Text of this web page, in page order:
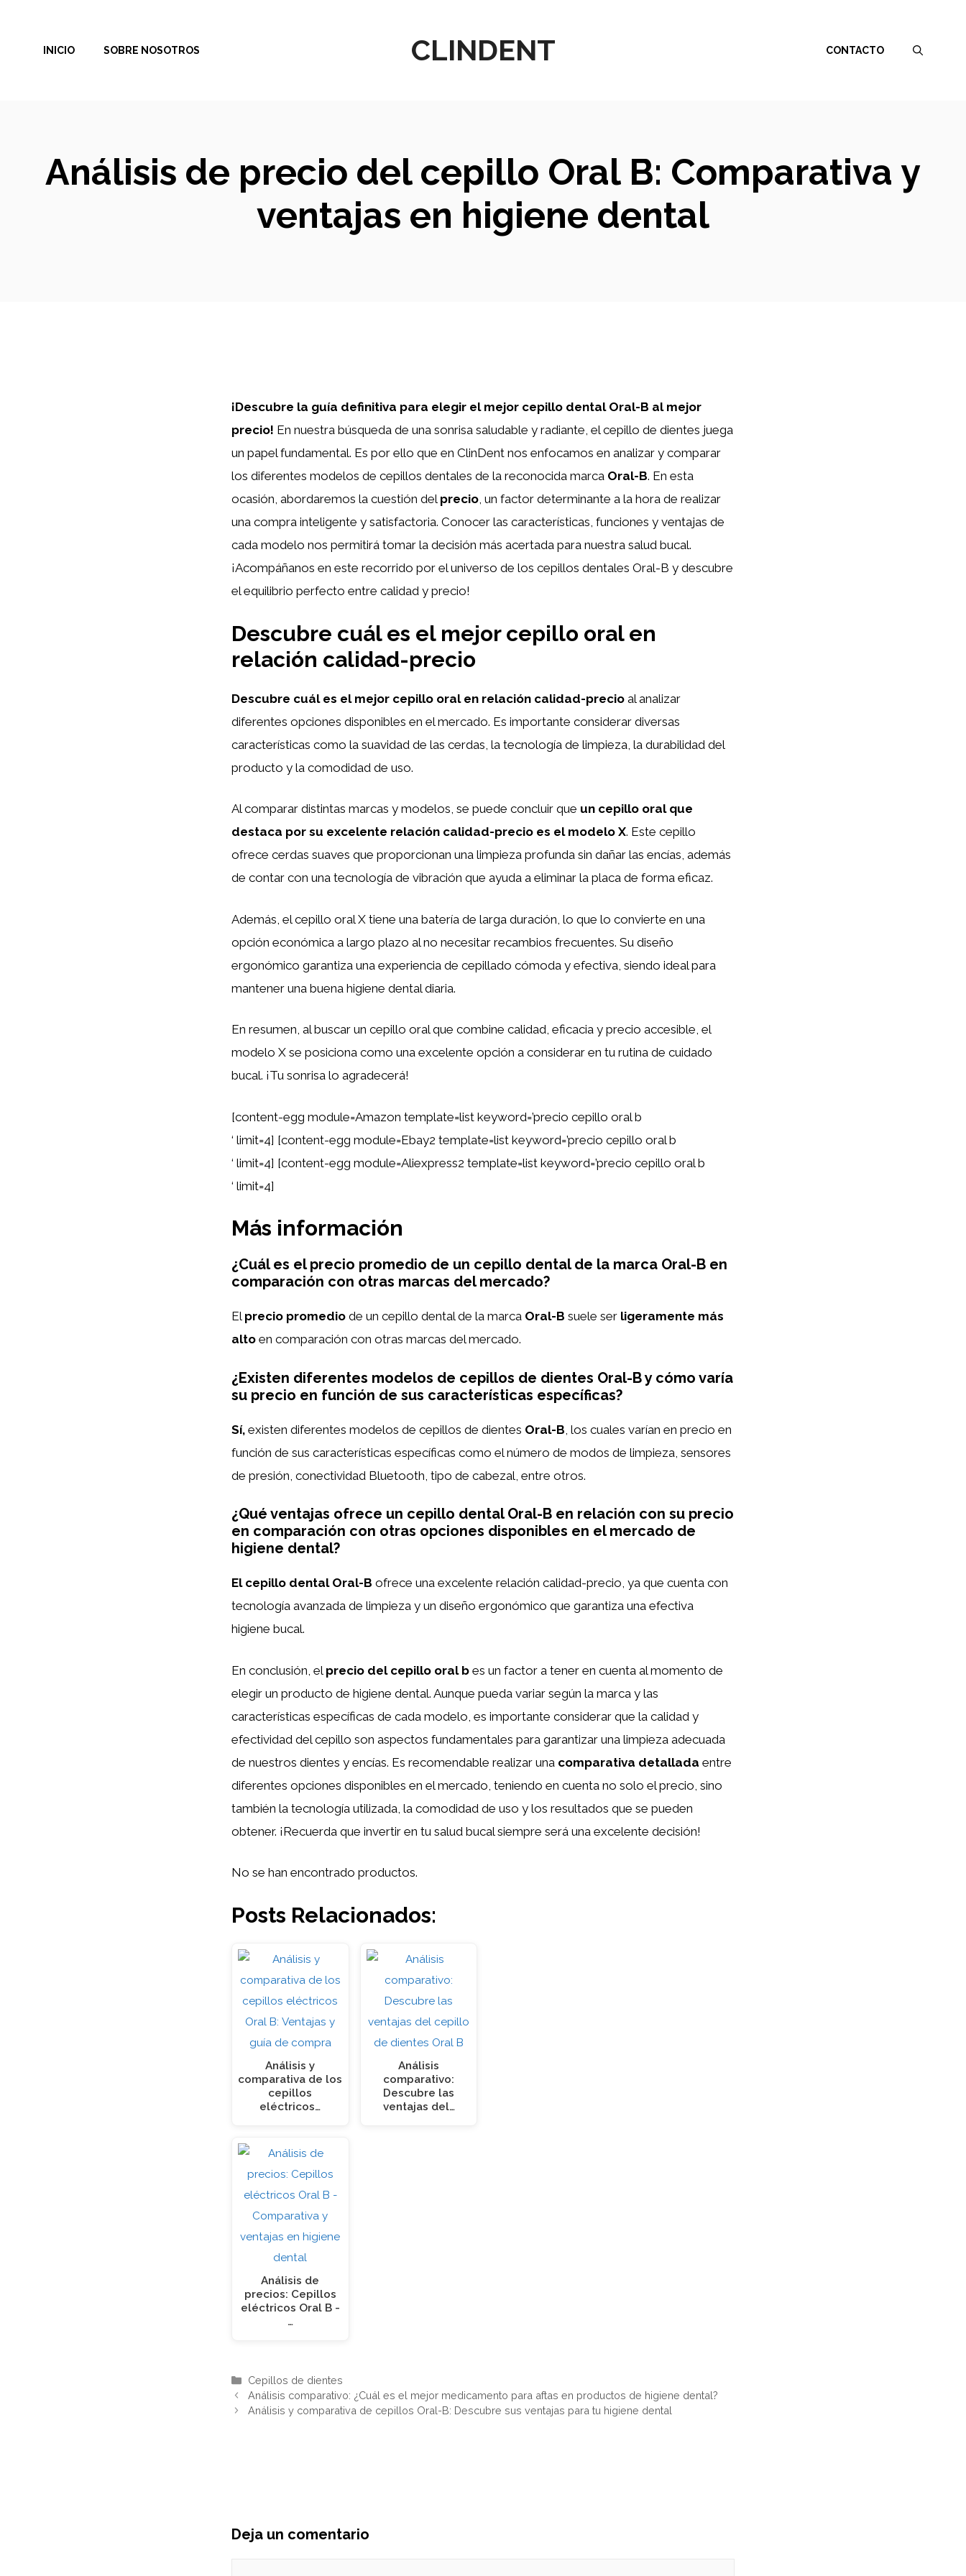
contenido
CLINDENT
INICIO SOBRE NOSOTROS CONTACTO
Análisis de precio del cepillo Oral B: Comparativa y
ventajas en higiene dental
¡Descubre la guía definitiva para elegir el mejor cepillo dental Oral-B al mejor
precio! En nuestra búsqueda de una sonrisa saludable y radiante, el cepillo de dientes juega
un papel fundamental. Es por ello que en ClinDent nos enfocamos en analizar y comparar
los diferentes modelos de cepillos dentales de la reconocida marca Oral-B. En esta
ocasión, abordaremos la cuestión del precio, un factor determinante a la hora de realizar
una compra inteligente y satisfactoria. Conocer las características, funciones y ventajas de
cada modelo nos permitirá tomar la decisión más acertada para nuestra salud bucal.
¡Acompáñanos en este recorrido por el universo de los cepillos dentales Oral-B y descubre
el equilibrio perfecto entre calidad y precio!
Descubre cuál es el mejor cepillo oral en
relación calidad-precio
Descubre cuál es el mejor cepillo oral en relación calidad-precio al analizar
diferentes opciones disponibles en el mercado. Es importante considerar diversas
características como la suavidad de las cerdas, la tecnología de limpieza, la durabilidad del
producto y la comodidad de uso.
Al comparar distintas marcas y modelos, se puede concluir que un cepillo oral que
destaca por su excelente relación calidad-precio es el modelo X. Este cepillo
ofrece cerdas suaves que proporcionan una limpieza profunda sin dañar las encías, además
de contar con una tecnología de vibración que ayuda a eliminar la placa de forma eficaz.
Además, el cepillo oral X tiene una batería de larga duración, lo que lo convierte en una
opción económica a largo plazo al no necesitar recambios frecuentes. Su diseño
ergonómico garantiza una experiencia de cepillado cómoda y efectiva, siendo ideal para
mantener una buena higiene dental diaria.
En resumen, al buscar un cepillo oral que combine calidad, eficacia y precio accesible, el
modelo X se posiciona como una excelente opción a considerar en tu rutina de cuidado
bucal. ¡Tu sonrisa lo agradecerá!
[content-egg module=Amazon template=list keyword=’precio cepillo oral b
‘ limit=4] [content-egg module=Ebay2 template=list keyword=’precio cepillo oral b
‘ limit=4] [content-egg module=Aliexpress2 template=list keyword=’precio cepillo oral b
‘ limit=4]
Más información
¿Cuál es el precio promedio de un cepillo dental de la marca Oral-B en
comparación con otras marcas del mercado?
El precio promedio de un cepillo dental de la marca Oral-B suele ser ligeramente más
alto en comparación con otras marcas del mercado.
¿Existen diferentes modelos de cepillos de dientes Oral-B y cómo varía
su precio en función de sus características específicas?
Sí, existen diferentes modelos de cepillos de dientes Oral-B , los cuales varían en precio en
función de sus características específicas como el número de modos de limpieza, sensores
de presión, conectividad Bluetooth, tipo de cabezal, entre otros.
¿Qué ventajas ofrece un cepillo dental Oral-B en relación con su precio
en comparación con otras opciones disponibles en el mercado de
higiene dental?
El cepillo dental Oral-B ofrece una excelente relación calidad-precio, ya que cuenta con
tecnología avanzada de limpieza y un diseño ergonómico que garantiza una efectiva
higiene bucal.
En conclusión, el precio del cepillo oral b es un factor a tener en cuenta al momento de
elegir un producto de higiene dental. Aunque pueda variar según la marca y las
características específicas de cada modelo, es importante considerar que la calidad y
efectividad del cepillo son aspectos fundamentales para garantizar una limpieza adecuada
de nuestros dientes y encías. Es recomendable realizar una comparativa detallada entre
diferentes opciones disponibles en el mercado, teniendo en cuenta no solo el precio, sino
también la tecnología utilizada, la comodidad de uso y los resultados que se pueden
obtener. ¡Recuerda que invertir en tu salud bucal siempre será una excelente decisión!
No se han encontrado productos.
Posts Relacionados:
Análisis y
comparativa de los
cepillos
eléctricos…
Análisis de
precios: Cepillos
eléctricos Oral B -
…
Análisis
comparativo:
Descubre las
ventajas del…
Categorías
Cepillos de dientes
Análisis comparativo: ¿Cuál es el mejor medicamento para aftas en productos de higiene dental?
Análisis y comparativa de cepillos Oral-B: Descubre sus ventajas para tu higiene dental
Deja un comentario